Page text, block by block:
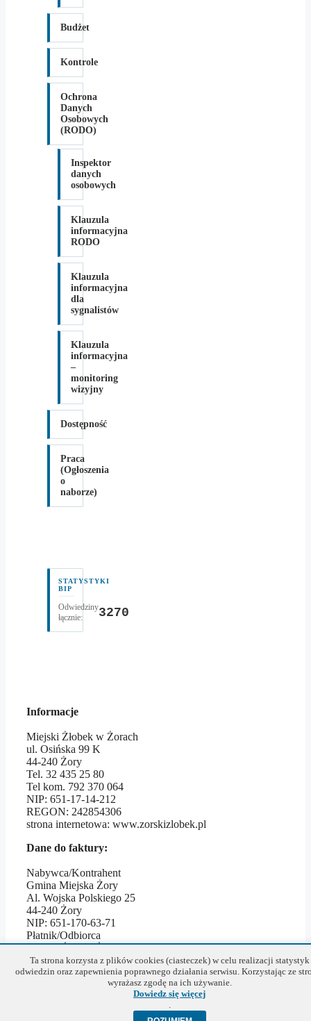
Budżet
Kontrole
Ochrona
Danych
Osobowych
(RODO)
Inspektor
danych
osobowych
Klauzula
informacyjna
RODO
Klauzula
informacyjna
dla
sygnalistów
Klauzula
informacyjna
–
monitoring
wizyjny
Dostępność
Praca
(Ogłoszenia
o
naborze)
STATYSTYKI
BIP
Odwiedziny
łącznie:
3270
Informacje
Miejski Żłobek w Żorach
ul. Osińska 99 K
44-240 Żory
Tel. 32 435 25 80
Tel kom. 792 370 064
NIP: 651-17-14-212
REGON: 242854306
strona internetowa: www.zorskizlobek.pl
Dane do faktury:
Nabywca/Kontrahent
Gmina Miejska Żory
Al. Wojska Polskiego 25
44-240 Żory
NIP: 651-170-63-71
Płatnik/Odbiorca
Miejski Żłobek Żory
Ul. Osińska 99K
44-240 Żory
NIP: 651-17-14-212
Ta strona korzysta z plików cookies (ciasteczek) w celu realizacji statystyk
odwiedzin oraz zapewnienia poprawnego działania serwisu. Korzystając ze
wyrażasz zgodę na ich używanie.
Dowiedz się więcej
.